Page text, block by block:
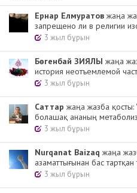
Ернар Елмуратов жаңа
запрещено ли в религии
3 жыл бұрын
Бөгенбай ЗИЯЛЫ жаңа
история неотъемлемой
3 жыл бұрын
Cаттар жаңа жазба қосты:
болашақ ананың
3 жыл бұрын
Nurqanat Baizaq жаңа
азаматтығынан бас тартқан
3 жыл бұрын